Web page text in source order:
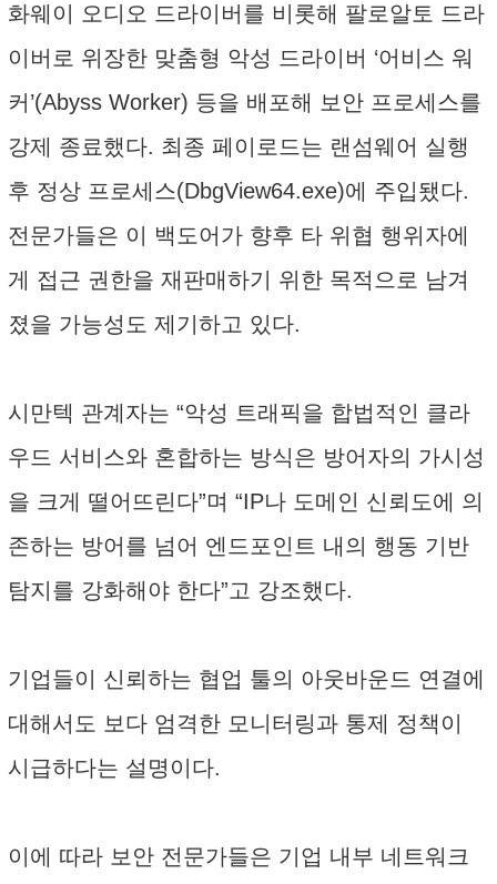
화웨이 오디오 드라이버를 비롯해 팔로알토 드라
이버로 위장한 맞춤형 악성 드라이버 ‘어비스 워
커’(Abyss Worker) 등을 배포해 보안 프로세스를
강제 종료했다. 최종 페이로드는 랜섬웨어 실행
후 정상 프로세스(DbgView64.exe)에 주입됐다.
전문가들은 이 백도어가 향후 타 위협 행위자에
게 접근 권한을 재판매하기 위한 목적으로 남겨
졌을 가능성도 제기하고 있다.
시만텍 관계자는 “악성 트래픽을 합법적인 클라
우드 서비스와 혼합하는 방식은 방어자의 가시성
을 크게 떨어뜨린다”며 “IP나 도메인 신뢰도에 의
존하는 방어를 넘어 엔드포인트 내의 행동 기반
탐지를 강화해야 한다”고 강조했다.
기업들이 신뢰하는 협업 툴의 아웃바운드 연결에
대해서도 보다 엄격한 모니터링과 통제 정책이
시급하다는 설명이다.
이에 따라 보안 전문가들은 기업 내부 네트워크